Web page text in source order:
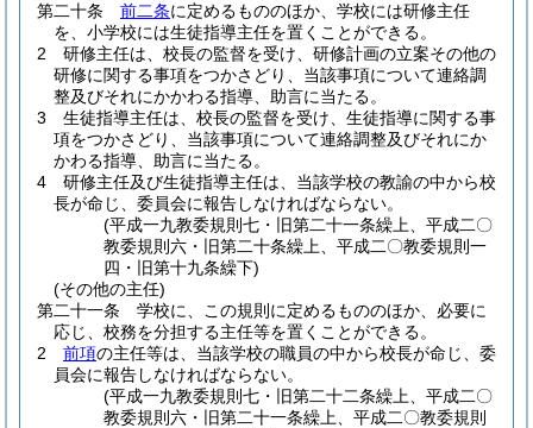
第二十条
前二条に定めるもののほか、学校には研修主任
を、小学校には生徒指導主任を置くことができる。
2
研修主任は、校長の監督を受け、研修計画の立案その他の
研修に関する事項をつかさどり、当該事項について連絡調
整及びそれにかかわる指導、助言に当たる。
3
生徒指導主任は、校長の監督を受け、生徒指導に関する事
項をつかさどり、当該事項について連絡調整及びそれにか
かわる指導、助言に当たる。
4
研修主任及び生徒指導主任は、当該学校の教諭の中から校
長が命じ、委員会に報告しなければならない。
(平成一九教委規則七・旧第二十一条繰上、平成二〇
教委規則六・旧第二十条繰上、平成二〇教委規則一
四・旧第十九条繰下)
(その他の主任)
第二十一条
学校に、この規則に定めるもののほか、必要に
応じ、校務を分担する主任等を置くことができる。
2
前項の主任等は、当該学校の職員の中から校長が命じ、委
員会に報告しなければならない。
(平成一九教委規則七・旧第二十二条繰上、平成二〇
教委規則六・旧第二十一条繰上、平成二〇教委規則